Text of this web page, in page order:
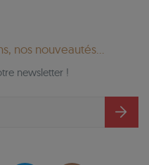
nos nouveautés...
newsletter !